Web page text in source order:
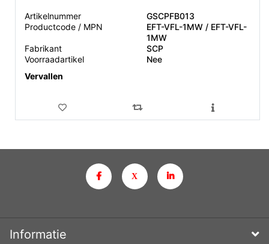
Artikelnummer
GSCPFB013
Productcode / MPN
EFT-VFL-1MW / EFT-VFL-
1MW
Fabrikant
SCP
Voorraadartikel
Nee
Vervallen
Informatie